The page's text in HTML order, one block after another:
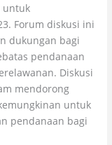
untuk
Forum diskusi ini
dukungan bagi
pendanaan
Diskusi
mendorong
untuk
pendanaan bagi